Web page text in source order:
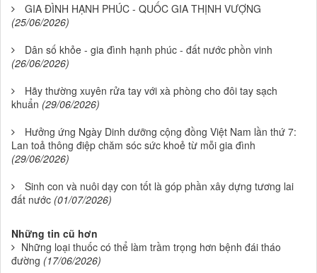
GIA ĐÌNH HẠNH PHÚC - QUỐC GIA THỊNH VƯỢNG
(25/06/2026)
Dân số khỏe - gia đình hạnh phúc - đất nước phồn vinh
(26/06/2026)
Hãy thường xuyên rửa tay với xà phòng cho đôi tay sạch
khuẩn (29/06/2026)
Hưởng ứng Ngày Dinh dưỡng cộng đồng Việt Nam lần thứ 7:
Lan toả thông điệp chăm sóc sức khoẻ từ mỗi gia đình
(29/06/2026)
Sinh con và nuôi dạy con tốt là góp phần xây dựng tương lai
đất nước (01/07/2026)
Những tin cũ hơn
Những loại thuốc có thể làm trầm trọng hơn bệnh đái tháo
đường (17/06/2026)